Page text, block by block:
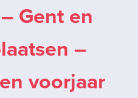
Gent en
–
voorjaar